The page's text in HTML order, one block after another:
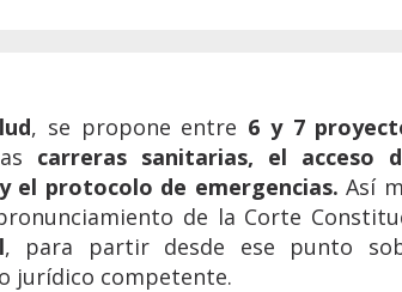
, se propone entre 6 y 7
carreras sanitarias, el acceso
el protocolo de emergencias. Así
de la Corte
, para partir desde ese punto
jurídico competente.